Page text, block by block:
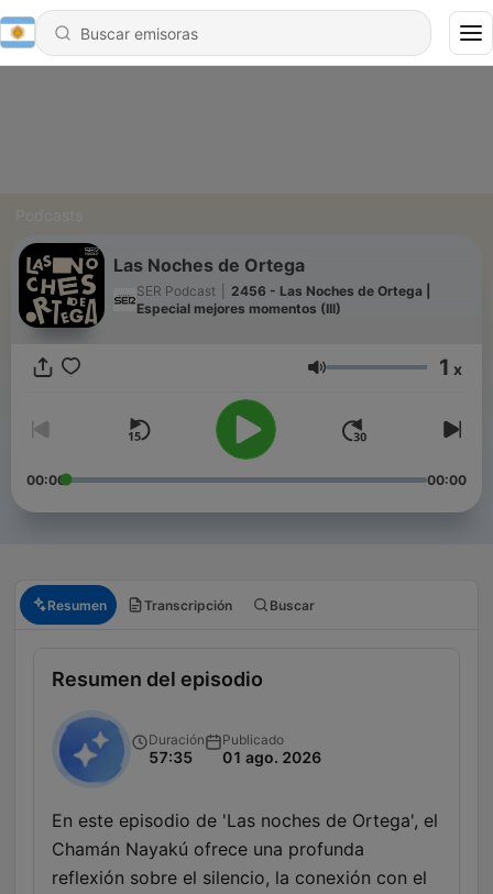
Las Noches de Ortega
SER Podcast
2456 - Las Noches de Ortega |
Especial mejores momentos (III)
Volumen 1 x
00:00 00:00
Resumen Transcripción Buscar
Resumen del episodio
Duración
57:35
Publicado
01 ago. 2026
En este episodio de 'Las noches de Ortega', el
Chamán Nayakú ofrece una profunda
reflexión sobre el silencio, la conexión con el